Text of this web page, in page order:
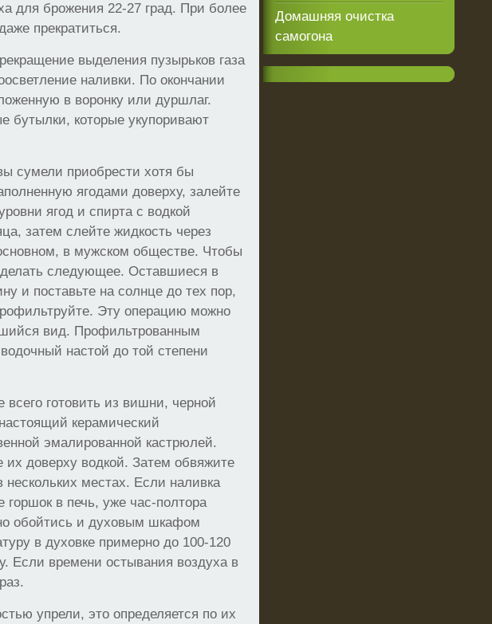
для брожения 22-27 град. При более
прекратиться.
выделения пузырьков газа
наливки. По окончании
в воронку или дуршлаг.
которые укупоривают
сумели приобрести хотя бы
ягодами доверху, залейте
ягод и спирта с водкой
затем слейте жидкость через
в мужском обществе. Чтобы
следующее. Оставшиеся в
и поставьте на солнце до тех пор,
Эту операцию можно
вид. Профильтрованным
настой до той степени
готовить из вишни, черной
керамический
эмалированной кастрюлей.
доверху водкой. Затем обвяжите
нескольких местах. Если наливка
горшок в печь, уже час-полтора
обойтись и духовым шкафом
в духовке примерно до 100-120
Если времени остывания воздуха в
упрели, это определяется по их
Домашняя очистка
самогона